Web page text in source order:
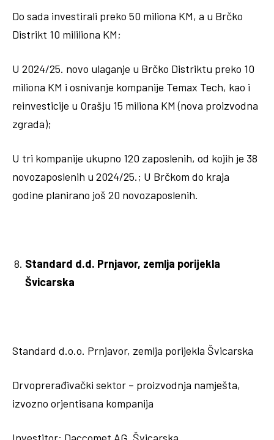
Do sada investirali preko 50 miliona KM, a u Brčko
Distrikt 10 mililiona KM;
U 2024/25. novo ulaganje u Brčko Distriktu preko 10
miliona KM i osnivanje kompanije Temax Tech, kao i
reinvesticije u Orašju 15 miliona KM (nova proizvodna
zgrada);
U tri kompanije ukupno 120 zaposlenih, od kojih je 38
novozaposlenih u 2024/25.; U Brčkom do kraja
godine planirano još 20 novozaposlenih.
Standard d.d. Prnjavor, zemlja porijekla
Švicarska
Standard d.o.o. Prnjavor, zemlja porijekla Švicarska
Drvoprerađivački sektor – proizvodnja namješta,
izvozno orjentisana kompanija